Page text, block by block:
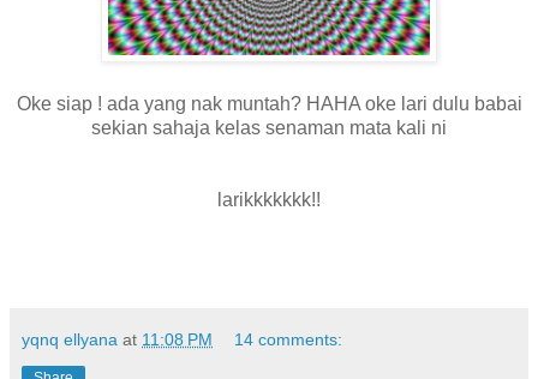
Oke siap ! ada yang nak muntah? HAHA oke lari dulu babai
sekian sahaja kelas senaman mata kali ni
larikkkkkkk!!
yqnq ellyana at 11:08 PM 14 comments: